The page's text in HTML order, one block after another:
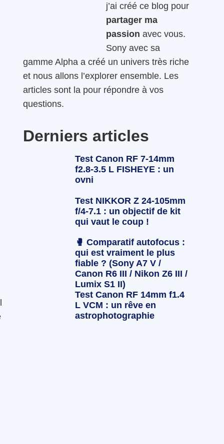
j’ai créé ce blog pour
partager ma
passion avec vous.
Sony avec sa
gamme Alpha a créé un univers très riche
et nous allons l’explorer ensemble. Les
articles sont la pour répondre à vos
questions.
Derniers articles
Test Canon RF 7-14mm
f2.8-3.5 L FISHEYE : un
ovni
Test NIKKOR Z 24-105mm
f/4-7.1 : un objectif de kit
qui vaut le coup !
🥊 Comparatif autofocus :
qui est vraiment le plus
fiable ? (Sony A7 V /
Canon R6 III / Nikon Z6 III /
Lumix S1 II)
Test Canon RF 14mm f1.4
L VCM : un rêve en
astrophotographie